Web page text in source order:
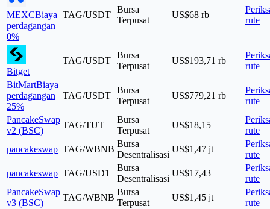
MEXCBiaya
perdagangan
0%
TAG/USDT
Bursa
Terpusat
US$68 rb
rute
Bitget
TAG/USDT
Bursa
Terpusat
US$193,71 rb
rute
BitMartBiaya
perdagangan
25%
TAG/USDT
Bursa
Terpusat
US$779,21 rb
rute
PancakeSwap
v2 (BSC)
TAG/TUT
Bursa
Terpusat
US$18,15
rute
pancakeswap TAG/WBNB
Bursa
Desentralisasi
US$1,47 jt
rute
pancakeswap TAG/USD1
Bursa
Desentralisasi
US$17,43
rute
PancakeSwap
v3 (BSC)
TAG/WBNB
Bursa
Terpusat
US$1,45 jt
rute